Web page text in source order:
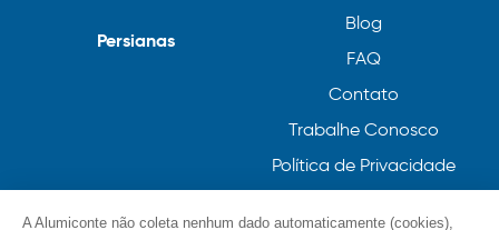
Blog
FAQ
Contato
Trabalhe Conosco
Política de Privacidade
Persianas
A Alumiconte não coleta nenhum dado automaticamente (cookies),